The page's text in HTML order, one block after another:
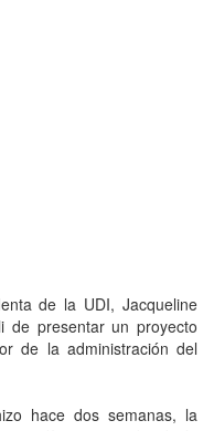
de la UDI, Jacqueline
de presentar un proyecto
de la administración del
hace dos semanas, la